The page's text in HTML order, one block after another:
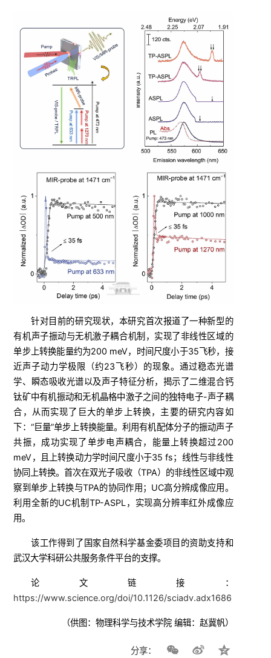
针对目前的研究现状，本研究首次报道了一种新型的
有机声子振动与无机激子耦合机制，实现了非线性区域的
单步上转换能量约为200 meV，时间尺度小于35飞秒，接
近声子动力学极限（约23飞秒）的现象。通过稳态光谱
学、瞬态吸收光谱以及声子特征分析，揭示了二维混合钙
钛矿中有机振动和无机晶格中激子之间的独特电子-声子耦
合，从而实现了巨大的单步上转换，主要的研究内容如
下： “巨量”单步上转换能量。利用有机配体分子的振动声子
共振，成功实现了单步电声耦合，能量上转换超过200
meV，且上转换动力学时间尺度小于35 fs； 线性与非线性
协同上转换。首次在双光子吸收（TPA）的非线性区域中观
察到单步上转换与TPA的协同作用； UC高分辨成像应用。
利用全新的UC机制TP-ASPL，实现高分辨率红外成像应
用。
该工作得到了国家自然科学基金委项目的资助支持和
武汉大学科研公共服务条件平台的支撑。
论文链接：
https://www.science.org/doi/10.1126/sciadv.adx1686
（供图：物理科学与技术学院 编辑：赵冀帆）
分享：